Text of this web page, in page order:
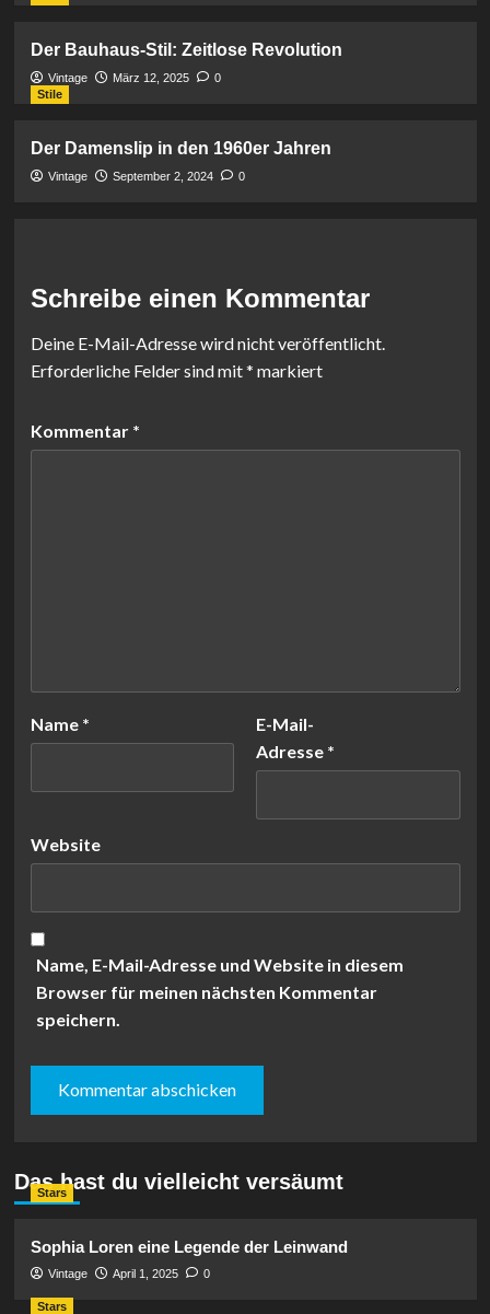
Der Bauhaus-Stil: Zeitlose Revolution
Vintage März 12, 2025
0
Stile
Der Damenslip in den 1960er Jahren
Vintage September 2, 2024 0
Schreibe einen Kommentar
Deine E-Mail-Adresse wird nicht veröffentlicht.
Erforderliche Felder sind mit* markiert
Kommentar *
Name *
E-Mail-
Adresse *
Website
Name, E-Mail-Adresse und Website in diesem
Browser für meinen nächsten Kommentar
speichern.
Das hast du vielleicht versäumt
Stars
Sophia Loren eine Legende der Leinwand
Vintage April 1, 2025 0
Stars